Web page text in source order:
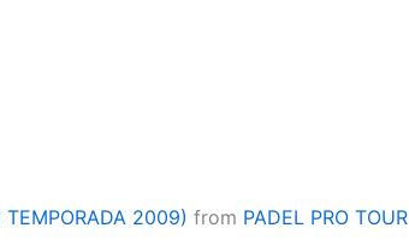
TEMPORADA 2009) from PADEL PRO TOUR